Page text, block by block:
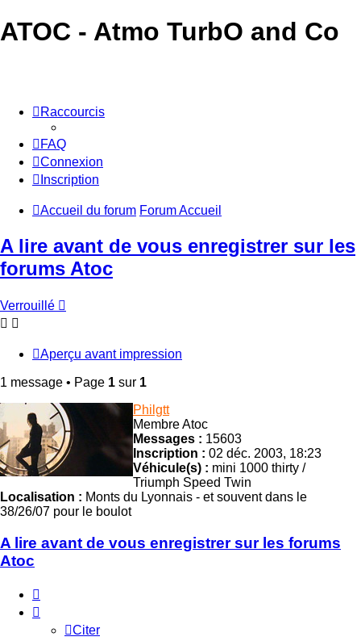
ATOC - Atmo TurbO and Co
Raccourcis
FAQ
Connexion
Inscription
Accueil du forum Forum Accueil
A lire avant de vous enregistrer sur les
forums Atoc
Verrouillé
Aperçu avant impression
1 message • Page 1 sur 1
Philgtt
Membre Atoc
Messages : 15603
Inscription : 02 déc. 2003, 18:23
Véhicule(s) : mini 1000 thirty /
Triumph Speed Twin
Localisation : Monts du Lyonnais - et souvent dans le
38/26/07 pour le boulot
A lire avant de vous enregistrer sur les forums
Atoc
Citer